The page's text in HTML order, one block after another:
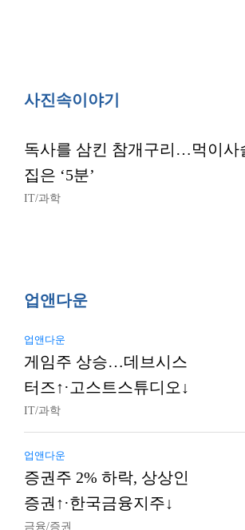
사진속이야기
독사를 삼킨 참개구리…먹이사
집은 ‘5분’
IT/과학
업앤다운
업앤다운
게임주 상승…데브시스
터즈↑·고스트스튜디오↓
IT/과학
업앤다운
증권주 2% 하락, 상상인
증권↑·한국금융지주↓
금융/증권